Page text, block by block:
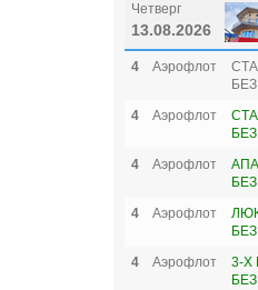
Четверг
13.08.2026
4 Аэрофлот
4
Аэрофлот
4
Аэрофлот
4
Аэрофлот
4
Аэрофлот
3-Х